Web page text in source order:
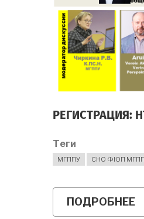
РЕГИСТРАЦИЯ:
Теги
МГППУ СНО ФЮП
ПОДРОБНЕЕ